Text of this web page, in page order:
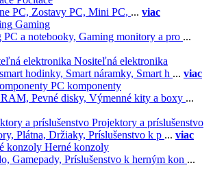
PC, Zostavy PC, Mini PC, ... viac
Gaming
PC a notebooky, Gaming monitory a pro ...
Nositeľná elektronika
hodinky, Smart náramky, Smart h ... viac
PC komponenty
RAM, Pevné disky, Výmenné kity a boxy ...
Projektory a príslušenstvo
Plátna, Držiaky, Príslušenstvo k p ... viac
Herné konzoly
Gamepady, Príslušenstvo k herným kon ...